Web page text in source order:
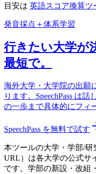
目安は 英語スコア換算ツ
発音採点＋体系学習
行きたい大学が
最短で。
海外大学・大学院の出願
ります。SpeechPass は
の一歩まで具体的にフィ
SpeechPass を無料で試す
本ツールの大学・学部/
URL）は各大学の公式サ
です。学部の新設・改組